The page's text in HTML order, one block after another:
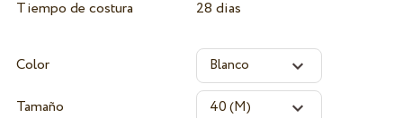
Tiempo de costura
28 dias
Color
Tamaño